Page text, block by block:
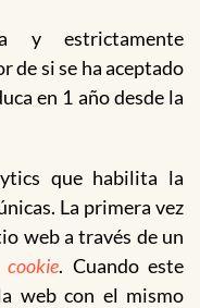
y estrictamente
de si se ha aceptado
en 1 año desde la
que habilita la
La primera vez
web a través de un
cookie. Cuando este
web con el mismo